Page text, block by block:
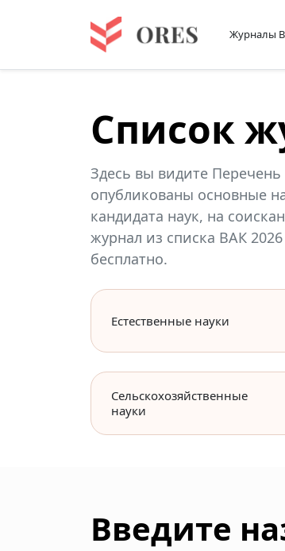
Журналы
Список
Здесь вы видите
опубликованы основные
кандидата наук, на
журнал из списка ВАК
бесплатно.
Естественные науки
Сельскохозяйственные
науки
Введите